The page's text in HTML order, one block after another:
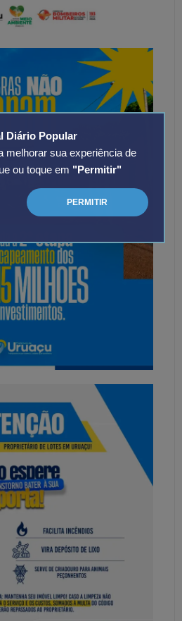
Diário Popular
melhorar sua experiência de
ou toque em "Permitir"
PERMITIR